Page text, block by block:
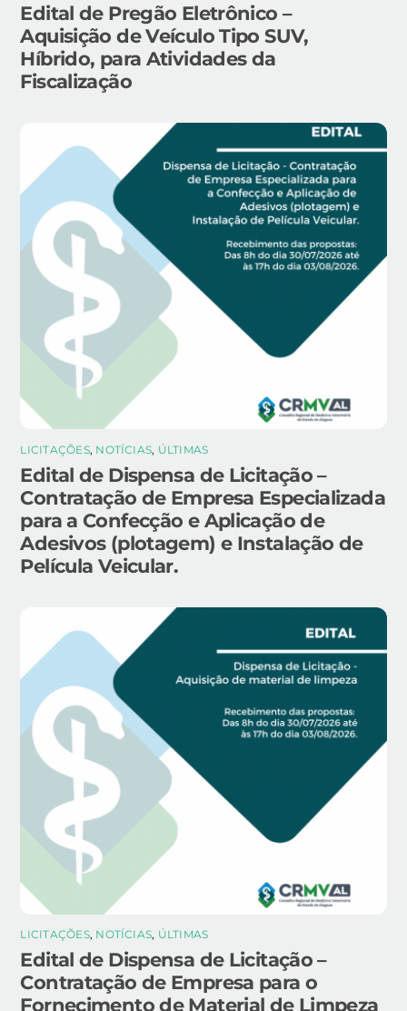
Edital de Pregão Eletrônico –
Aquisição de Veículo Tipo SUV,
Híbrido, para Atividades da
Fiscalização
LICITAÇÕES, NOTÍCIAS, ÚLTIMAS
Edital de Dispensa de Licitação –
Contratação de Empresa Especializada
para a Confecção e Aplicação de
Adesivos (plotagem) e Instalação de
Película Veicular.
LICITAÇÕES, NOTÍCIAS, ÚLTIMAS
Edital de Dispensa de Licitação –
Contratação de Empresa para o
Fornecimento de Material de Limpeza